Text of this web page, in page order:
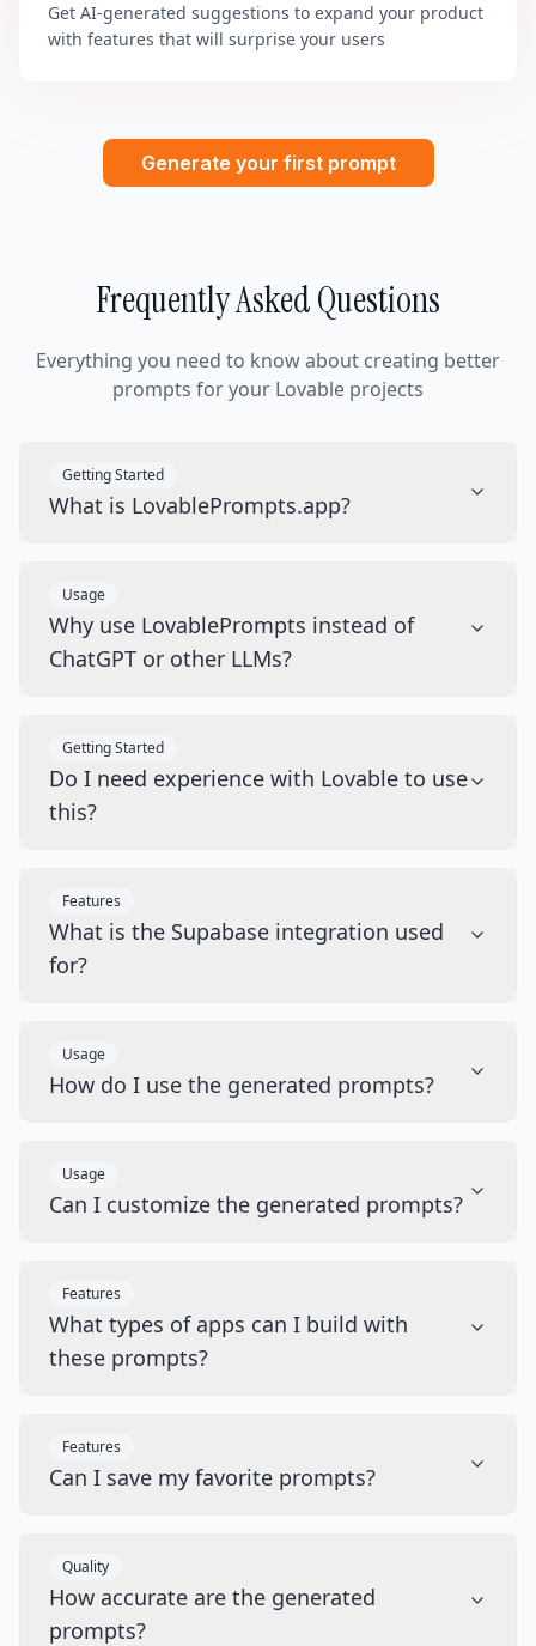
Get AI-generated suggestions to expand your product
with features that will surprise your users
Generate your first prompt
Frequently Asked Questions
Everything you need to know about creating better
prompts for your Lovable projects
Getting Started
What is LovablePrompts.app?
Usage
Why use LovablePrompts instead of
ChatGPT or other LLMs?
Getting Started
Do I need experience with Lovable to use
this?
Features
What is the Supabase integration used
for?
Usage
How do I use the generated prompts?
Usage
Can I customize the generated prompts?
Features
What types of apps can I build with
these prompts?
Features
Can I save my favorite prompts?
Quality
How accurate are the generated
prompts?